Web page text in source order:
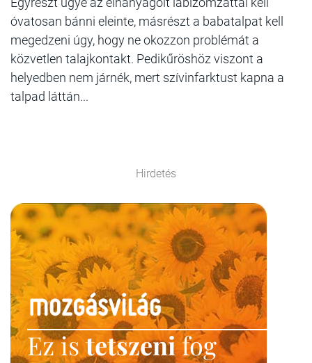
óvatosan bánni eleinte, másrészt a babatalpat kell
megedzeni úgy, hogy ne okozzon problémát a
közvetlen talajkontakt. Pedikűröshöz viszont a
helyedben nem járnék, mert szívinfarktust kapna a
talpad láttán...
Hirdetés
Ez istetszenifog